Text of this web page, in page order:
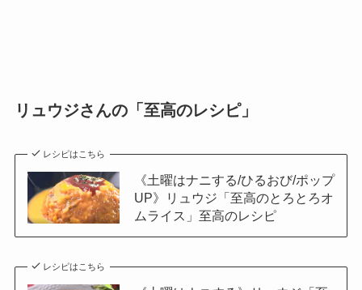
リュウジさんの「至高のレシピ」
レシピはこちら
《土曜はナニする/ひるおび/ポップ
UP》リュウジ「至高のとろとろオ
ムライス」至高のレシピ
レシピはこちら